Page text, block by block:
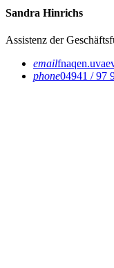
Sandra Hinrichs
Assistenz der
email
phone04941 / 97